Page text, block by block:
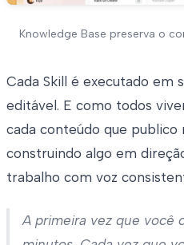
Knowledge Base preserva o
Cada Skill é executado em
editável. E como todos
cada conteúdo que
construindo algo em
trabalho com voz
A primeira vez que você